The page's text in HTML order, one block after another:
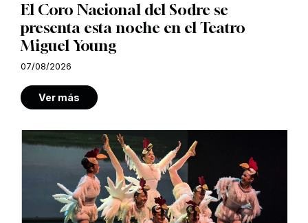
El Coro Nacional del Sodre se
presenta esta noche en el Teatro
Miguel Young
07/08/2026
Ver más